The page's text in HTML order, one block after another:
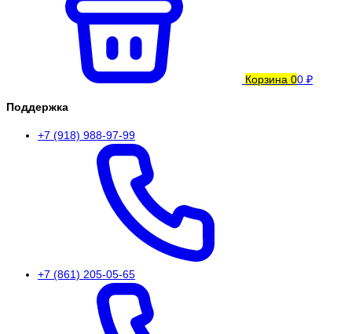
Корзина 00 ₽
Поддержка
+7 (918) 988-97-99
+7 (861) 205-05-65